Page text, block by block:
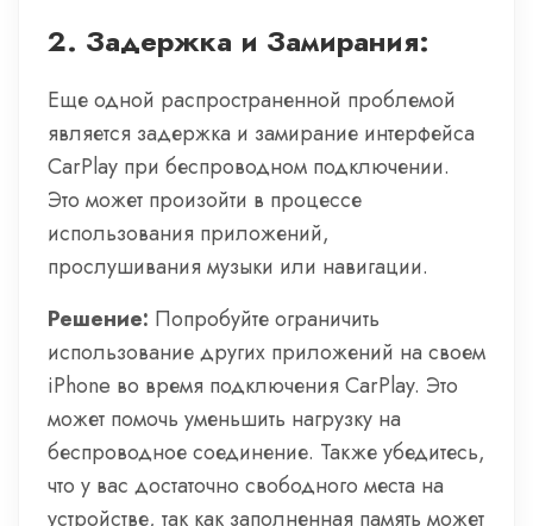
2. Задержка и Замирания:
Еще одной распространенной проблемой
является задержка и замирание интерфейса
CarPlay при беспроводном подключении.
Это может произойти в процессе
использования приложений,
прослушивания музыки или навигации.
Решение: Попробуйте ограничить
использование других приложений на своем
iPhone во время подключения CarPlay. Это
может помочь уменьшить нагрузку на
беспроводное соединение. Также убедитесь,
что у вас достаточно свободного места на
устройстве, так как заполненная память может